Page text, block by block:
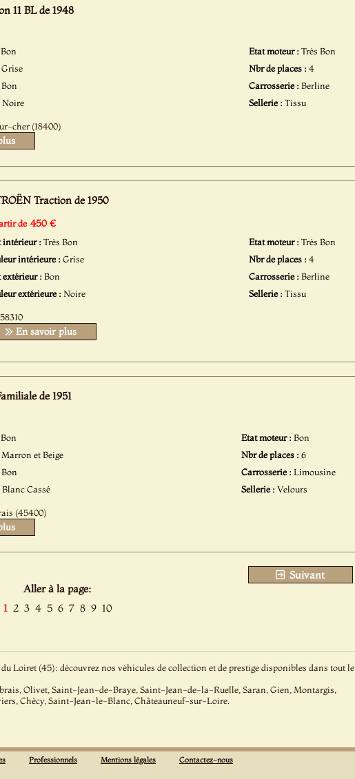
11 BL de 1948
Grise
Noire
Etat moteur :Très Bon
Nbr de places :4
Carrosserie :Berline
Sellerie :Tissu
cher (18400)
Traction de 1950
de 450 €
intérieur :Très Bon
intérieure :Grise
extérieur :Bon
extérieure :Noire
Etat moteur :Très Bon
Nbr de places :4
Carrosserie :Berline
Sellerie :Tissu
58310
En savoir plus
de 1951
Marron et Beige
Blanc Cassé
Etat moteur :Bon
Nbr de places :6
Carrosserie :Limousine
Sellerie :Velours
(45400)
Suivant
Aller à la page:
1 2 3 4 5 6 7 8 9 10
Loiret (45): découvrez nos véhicules de collection et de prestige disponibles dans tout le
Olivet, Saint-Jean-de-Braye, Saint-Jean-de-la-Ruelle, Saran, Gien, Montargis,
Chécy, Saint-Jean-le-Blanc, Châteauneuf-sur-Loire.
Professionnels Mentions légales Contactez-nous